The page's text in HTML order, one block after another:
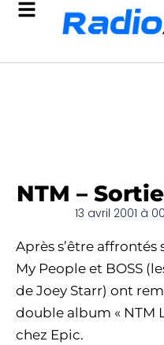
NTM –
13 avril 2001 à
Après s’être
My People et BOSS
de Joey Starr) ont
double album « NTM
chez Epic.